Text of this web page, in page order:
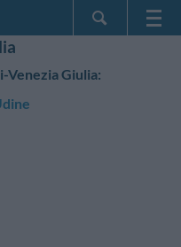
Minhas reservas
Venezia Giulia: